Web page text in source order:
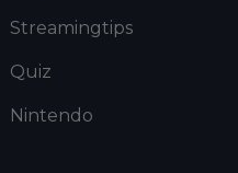
Streamingtips
Quiz
Nintendo